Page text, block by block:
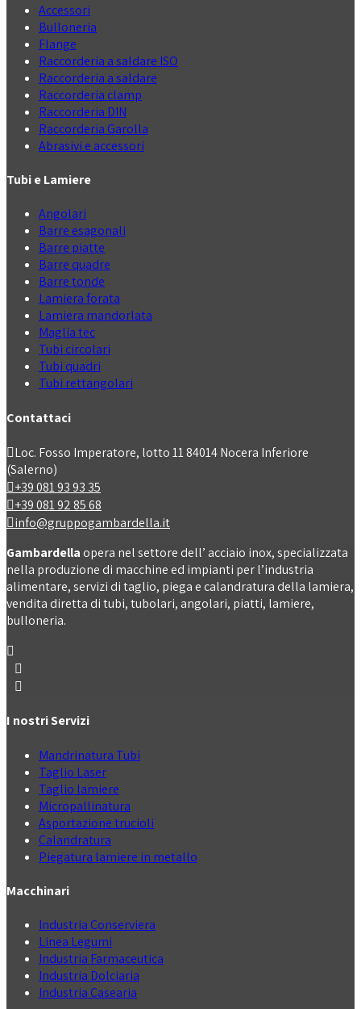
Accessori
Bulloneria
Flange
Raccorderia a saldare ISO
Raccorderia a saldare
Raccorderia clamp
Raccorderia DIN
Raccorderia Garolla
Abrasivi e accessori
Tubi e Lamiere
Angolari
Barre esagonali
Barre piatte
Barre quadre
Barre tonde
Lamiera forata
Lamiera mandorlata
Maglia tec
Tubi circolari
Tubi quadri
Tubi rettangolari
Contattaci
Loc. Fosso Imperatore, lotto 11 84014 Nocera Inferiore
(Salerno)
+39 081 93 93 35
+39 081 92 85 68
info@gruppogambardella.it
Gambardellaopera nel settore dell’ acciaio inox, specializzata
nella produzione di macchine ed impianti per l’industria
alimentare, servizi di taglio, piega e calandratura della lamiera,
vendita diretta di tubi, tubolari, angolari, piatti, lamiere,
bulloneria.
I nostri Servizi
Mandrinatura Tubi
Taglio Laser
Taglio lamiere
Micropallinatura
Asportazione trucioli
Calandratura
Piegatura lamiere in metallo
Macchinari
Industria Conserviera
Linea Legumi
Industria Farmaceutica
Industria Dolciaria
Industria Casearia